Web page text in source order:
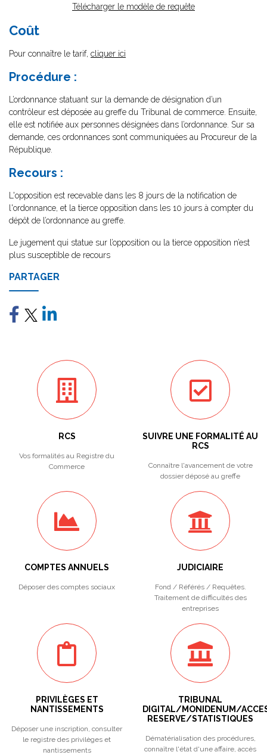
Télécharger le modèle de requête
Coût
Pour connaître le tarif, cliquer ici
Procédure :
L’ordonnance statuant sur la demande de désignation d’un
contrôleur est déposée au greffe du Tribunal de commerce. Ensuite,
elle est notifiée aux personnes désignées dans l’ordonnance. Sur sa
demande, ces ordonnances sont communiquées au Procureur de la
République.
Recours :
L'opposition est recevable dans les 8 jours de la notification de
l'ordonnance, et la tierce opposition dans les 10 jours à compter du
dépôt de l’ordonnance au greffe.
Le jugement qui statue sur l’opposition ou la tierce opposition n’est
plus susceptible de recours
PARTAGER
RCS
Vos formalités au Registre du
Commerce
SUIVRE UNE FORMALITÉ AU
RCS
Connaître l'avancement de votre
dossier déposé au greffe
COMPTES ANNUELS
Déposer des comptes sociaux
JUDICIAIRE
Fond / Référés / Requêtes.
Traitement de difficultés des
entreprises
PRIVILÈGES ET
NANTISSEMENTS
Déposer une inscription, consulter
le registre des privilèges et
nantissements
TRIBUNAL
DIGITAL/MONIDENUM/
RESERVE/STATISTIQUES
Dématérialisation des procédures,
connaître l'état d'une affaire, accès